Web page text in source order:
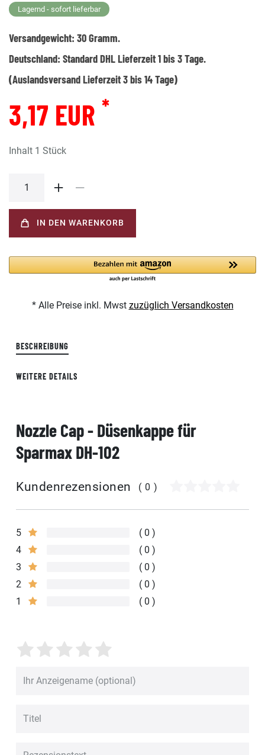
Lagernd - sofort lieferbar
Versandgewicht: 30Gramm.
Deutschland: Standard DHL Lieferzeit 1 bis 3 Tage.
(Auslandsversand Lieferzeit 3 bis 14 Tage)
3,17 EUR *
Inhalt 1 Stück
IN DEN WARENKORB
* Alle Preise inkl. Mwst zuzüglich Versandkosten
BESCHREIBUNG
WEITERE DETAILS
Nozzle Cap - Düsenkappe für
Sparmax DH-102
Kundenrezensionen (0)
5
0
4
0
3
0
2
0
1
0